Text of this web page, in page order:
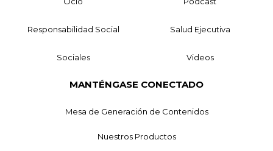
Responsabilidad Social Salud Ejecutiva
Sociales Videos
MANTÉNGASE CONECTADO
Mesa de Generación de Contenidos
Nuestros Productos